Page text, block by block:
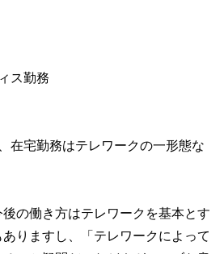
ス勤務
在宅勤務はテレワークの一形態な
の働き方はテレワークを基本とす
りますし、「テレワークによって